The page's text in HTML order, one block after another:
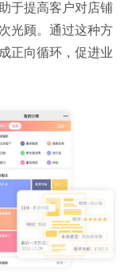
于提高客户对店铺
光顾。通过这种方
正向循环，促进业